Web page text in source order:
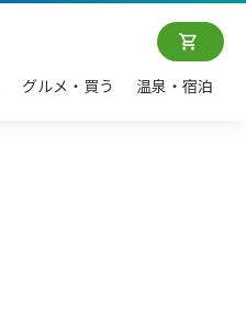
グルメ・買う 温泉・宿泊